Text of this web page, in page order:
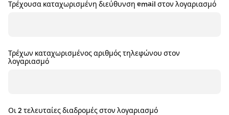
Τρέχουσα καταχωρισμένη διεύθυνση email στον λογαριασμό
Τρέχων καταχωρισμένος αριθμός τηλεφώνου στον
λογαριασμό
Οι 2 τελευταίες διαδρομές στον λογαριασμό